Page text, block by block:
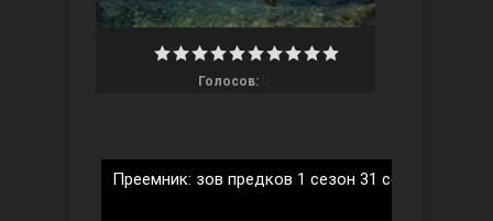
Голосов:
Преемник: зов предков 1 сезон 31 серия на